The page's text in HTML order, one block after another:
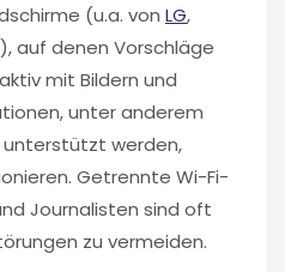
(u.a. von LG,
), auf denen Vorschläge
mit Bildern und
unter anderem
unterstützt werden,
Getrennte Wi-Fi-
Journalisten sind oft
zu vermeiden.